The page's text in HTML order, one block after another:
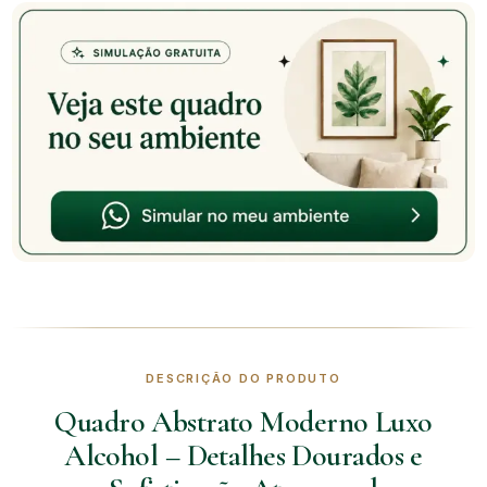
DESCRIÇÃO DO PRODUTO
Quadro Abstrato Moderno Luxo
Alcohol – Detalhes Dourados e